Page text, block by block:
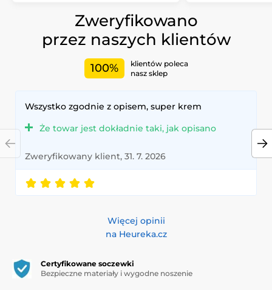
Zweryfikowano
przez naszych klientów
100%
klientów poleca
nasz sklep
Wszystko zgodnie z opisem, super krem
Że towar jest dokładnie taki, jak opisano
Zweryfikowany klient, 31. 7. 2026
Więcej opinii
na Heureka.cz
Certyfikowane soczewki
Bezpieczne materiały i wygodne noszenie